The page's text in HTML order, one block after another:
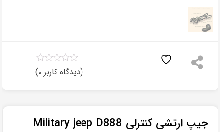
(دیدگاه کاربر ۰)
جیپ ارتشی کنترلی Military jeep D888